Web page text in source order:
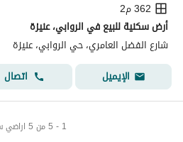
362 م2
أرض سكنية للبيع في الروابي، عنيزة
شارع الفضل العامري، حي الروابي، عنيزة
الإيميل
اتصال
1 - 5 من 5 اراضي سكنية